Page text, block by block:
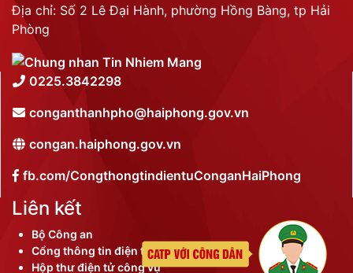
Địa chỉ: Số 2 Lê Đại Hành, phường Hồng Bàng, tp Hải
Phòng
0225.3842298
conganthanhpho@haiphong.gov.vn
congan.haiphong.gov.vn
fb.com/CongthongtindientuConganHaiPhong
Liên kết
Bộ Công an
Cổng thông tin điện tử thành phố
Hộp thư điện tử công vụ